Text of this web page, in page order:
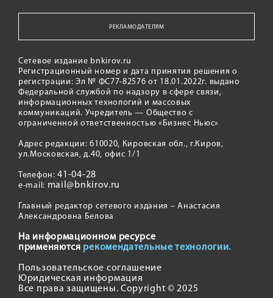
РЕКЛАМОДАТЕЛЯМ
Сетевое издание bnkirov.ru
Регистрационный номер и дата принятия решения о
регистрации: Эл № ФС77-82576 от 18.01.2022г. выдано
Федеральной службой по надзору в сфере связи,
информационных технологий и массовых
коммуникаций. Учредитель — Общество с
ограниченной ответственностью «Бизнес Ньюс»
Адрес редакции: 610020, Кировская обл., г.Киров,
ул.Московская, д.40, офис 1/1
Телефон:41-04-28
e-mail: mail@bnkirov.ru
Главный редактор сетевого издания – Анастасия
Александровна Белова
На информационном ресурсе
применяются рекомендательные технологии.
Пользовательское соглашение
Юридическая информация
Все права защищены. Copyright © 2025